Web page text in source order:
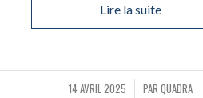
Lire la suite
14 AVRIL 2025
/ PARQUADRA